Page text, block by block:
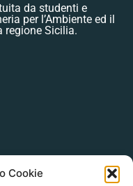
Cookie
da studenti e
per l’Ambiente ed il
regione Sicilia.